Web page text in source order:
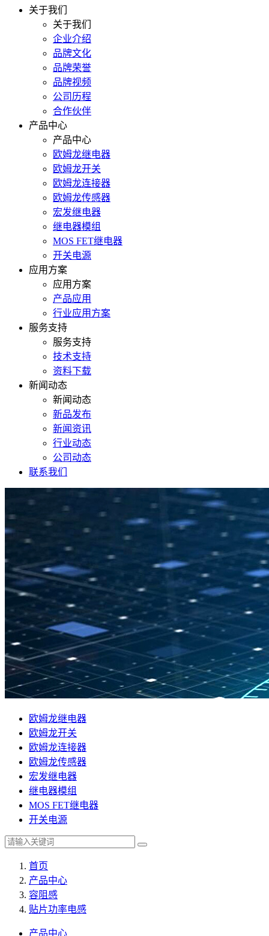
关于我们
关于我们
企业介绍
品牌文化
品牌荣誉
品牌视频
公司历程
合作伙伴
产品中心
产品中心
欧姆龙继电器
欧姆龙开关
欧姆龙连接器
欧姆龙传感器
宏发继电器
继电器模组
MOS FET继电器
开关电源
应用方案
应用方案
产品应用
行业应用方案
服务支持
服务支持
技术支持
资料下载
新闻动态
新闻动态
新品发布
新闻资讯
行业动态
公司动态
联系我们
欧姆龙继电器
欧姆龙开关
欧姆龙连接器
欧姆龙传感器
宏发继电器
继电器模组
MOS FET继电器
开关电源
首页
产品中心
容阻感
贴片功率电感
产品中心